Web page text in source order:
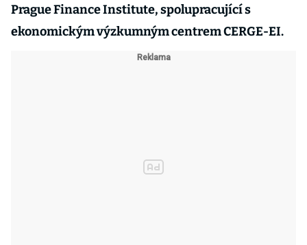
Prague Finance Institute, spolupracující s
ekonomickým výzkumným centrem CERGE-EI.